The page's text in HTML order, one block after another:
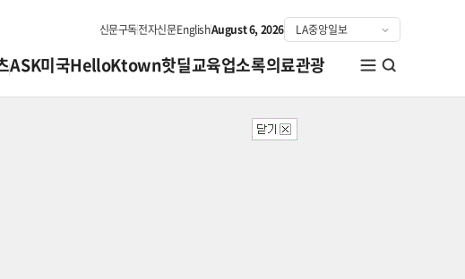
신문구독전자신문EnglishAugust 6, 2026
ASK미국HelloKtown핫딜교육업소록의료관광